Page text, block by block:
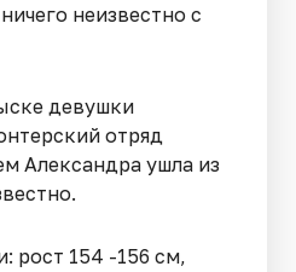
неизвестно с
девушки
отряд
Александра ушла из
рост 154 -156 см,